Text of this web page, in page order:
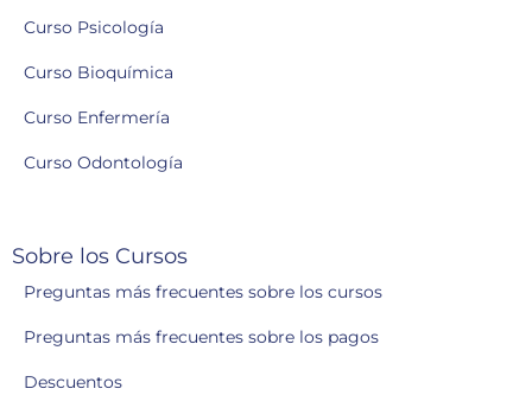
Curso Psicología
Curso Bioquímica
Curso Enfermería
Curso Odontología
Sobre los Cursos
Preguntas más frecuentes sobre los cursos
Preguntas más frecuentes sobre los pagos
Descuentos